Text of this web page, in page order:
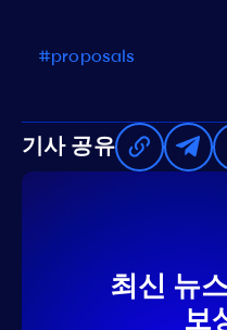
#proposals
기사 공유
최신 뉴
보